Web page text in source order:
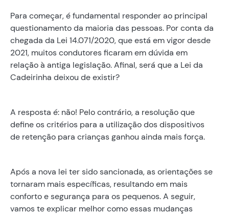
Para começar, é fundamental responder ao principal
questionamento da maioria das pessoas. Por conta da
chegada da Lei 14.071/2020, que está em vigor desde
2021, muitos condutores ficaram em dúvida em
relação à antiga legislação. Afinal, será que a Lei da
Cadeirinha deixou de existir?
A resposta é: não! Pelo contrário, a resolução que
define os critérios para a utilização dos dispositivos
de retenção para crianças ganhou ainda mais força.
Após a nova lei ter sido sancionada, as orientações se
tornaram mais específicas, resultando em mais
conforto e segurança para os pequenos. A seguir,
vamos te explicar melhor como essas mudanças